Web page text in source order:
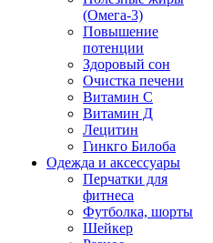
(Омега-3)
Повышение
потенции
Здоровый сон
Очистка печени
Витамин С
Витамин Д
Лецитин
Гинкго Билоба
Одежда и аксессуары
Перчатки для
фитнеса
Футболка, шорты
Шейкер